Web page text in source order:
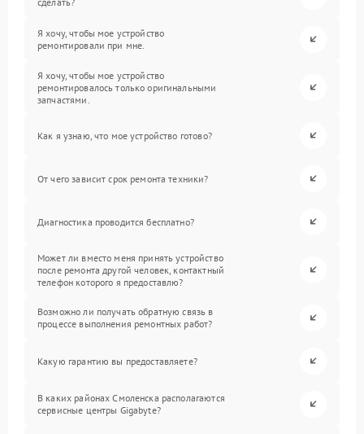
Я хочу, чтобы мое устройство
ремонтировали при мне.
Я хочу, чтобы мое устройство
ремонтировалось только оригинальными
запчастями.
Как я узнаю, что мое устройство готово?
От чего зависит срок ремонта техники?
Диагностика проводится бесплатно?
Может ли вместо меня принять устройство
после ремонта другой человек, контактный
телефон которого я предоставлю?
Возможно ли получать обратную связь в
процессе выполнения ремонтных работ?
Какую гарантию вы предоставляете?
В каких районах Смоленска располагаются
сервисные центры Gigabyte?